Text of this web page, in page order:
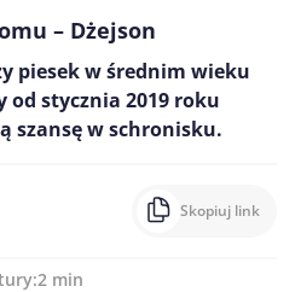
– Dżejson
piesek w średnim wieku
od stycznia 2019 roku
szansę w schronisku.
Skopiuj link
2 min